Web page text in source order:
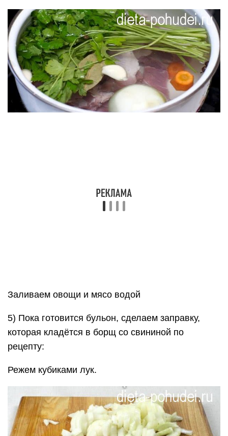
которая кладётся в борщ со свининой по
рецепту:
Режем кубиками лук.
Режем лук кубиками
Свёклу и морковь для борща со свинины
натираем на крупной тёрке.